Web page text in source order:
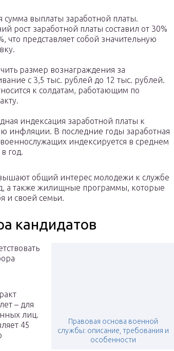
сумма выплаты заработной платы.
рост заработной платы составил от 30%
что представляет собой значительную
размер вознаграждения за
с 3,5 тыс. рублей до 12 тыс. рублей.
к солдатам, работающим по
индексация заработной платы к
инфляции. В последние годы заработная
военнослужащих индексируется в среднем
год.
общий интерес молодежи к службе
а также жилищные программы, которые
и своей семьи.
кандидатов
Правовая основа военной
службы: описание, требования и
особенности
– для
лиц.
45